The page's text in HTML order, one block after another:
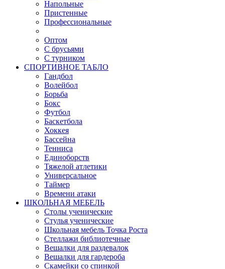
Напольные
Пристенные
Профессиональные
Оптом
С брусьями
С турником
СПОРТИВНОЕ ТАБЛО
Гандбол
Волейбол
Борьба
Бокс
Футбол
Баскетбола
Хоккея
Бассейна
Тенниса
Единоборств
Тяжелой атлетики
Универсальное
Таймер
Времени атаки
ШКОЛЬНАЯ МЕБЕЛЬ
Столы ученические
Стулья ученические
Школьная мебель Точка Роста
Стеллажи библиотечные
Вешалки для раздевалок
Вешалки для гардероба
Скамейки со спинкой